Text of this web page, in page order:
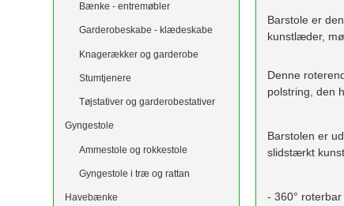
Bænke - entremøbler
Garderobeskabe - klædeskabe
Knagerækker og garderobe
Stumtjenere
Tøjstativer og garderobestativer
Gyngestole
Ammestole og rokkestole
Gyngestole i træ og rattan
Havebænke
Barstole er
kunstlæder,
Denne
polstring, den
Barstolen er
slidstærkt
- 360° roterbar